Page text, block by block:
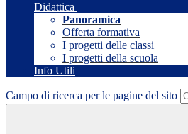
Didattica
Panoramica
Offerta formativa
I progetti delle classi
I progetti della scuola
Info Utili
Campo di ricerca per le pagine del sito